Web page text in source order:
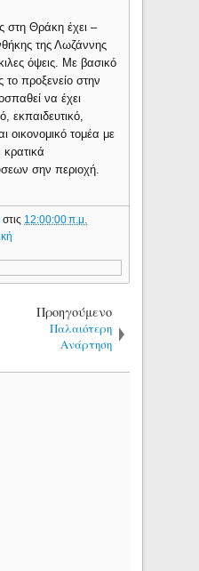
στη Θράκη έχει –
της Λωζάννης
όψεις. Με βασικό
το προξενείο στην
να έχει
εκπαιδευτικό,
οικονομικό τομέα με
σην περιοχή.
στις 12:00:00 π.μ.
Προηγούμενο
Παλαιότερη
Ανάρτηση